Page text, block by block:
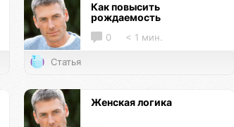
Как повысить
рождаемость
0 < 1 мин.
Статья
Женская логика